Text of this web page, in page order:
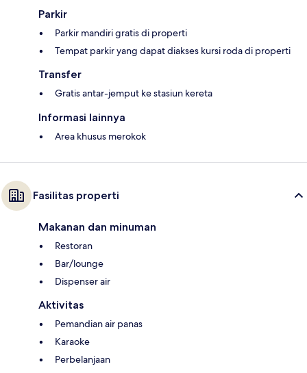
Parkir
Parkir mandiri gratis di properti
Tempat parkir yang dapat diakses kursi roda di properti
Transfer
Gratis antar-jemput ke stasiun kereta
Informasi lainnya
Area khusus merokok
Fasilitas properti
Makanan dan minuman
Restoran
Bar/lounge
Dispenser air
Aktivitas
Pemandian air panas
Karaoke
Perbelanjaan